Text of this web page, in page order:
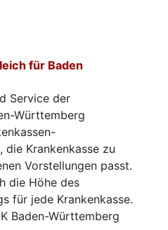
für Baden
Service der
Württemberg
Krankenkasse zu
Vorstellungen passt.
die Höhe des
für jede Krankenkasse.
Baden-Württemberg